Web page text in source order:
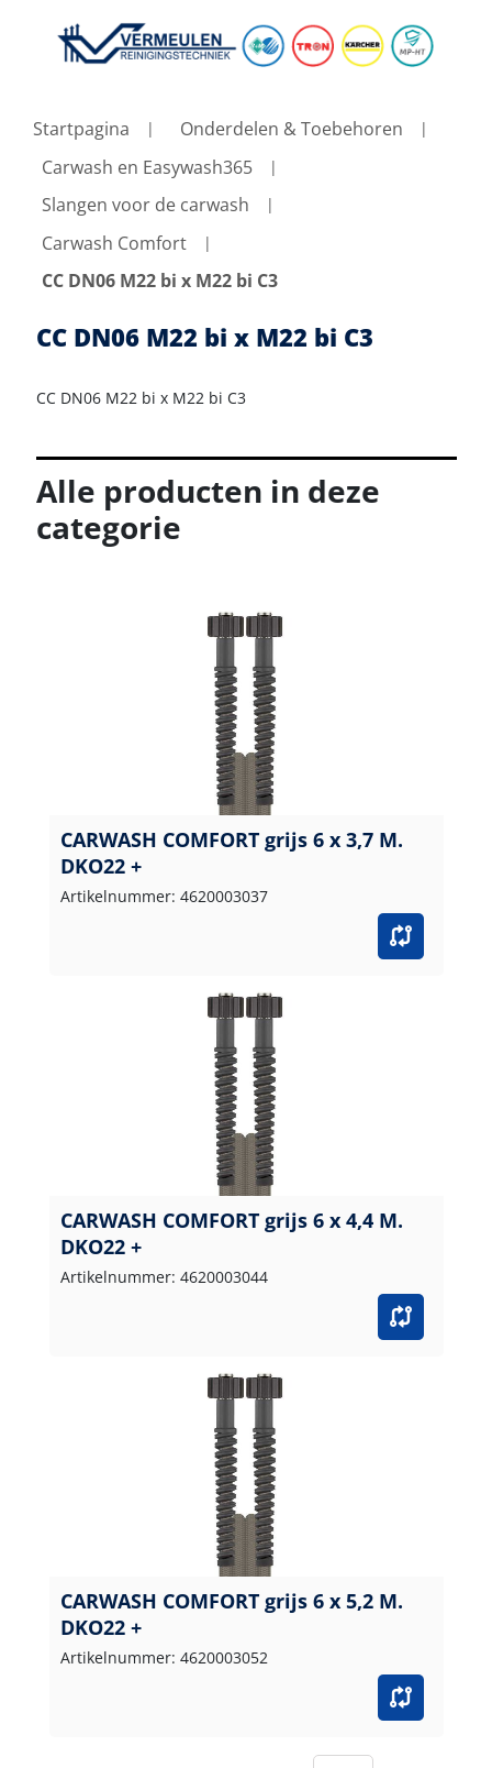
Startpagina
Onderdelen & Toebehoren
Carwash en Easywash365
Slangen voor de carwash
Carwash Comfort
CC DN06 M22 bi x M22 bi C3
CC DN06 M22 bi x M22 bi C3
CC DN06 M22 bi x M22 bi C3
Alle producten in deze
categorie
CARWASH COMFORT grijs 6 x 3,7 M.
DKO22 +
Artikelnummer: 4620003037
CARWASH COMFORT grijs 6 x 4,4 M.
DKO22 +
Artikelnummer: 4620003044
CARWASH COMFORT grijs 6 x 5,2 M.
DKO22 +
Artikelnummer: 4620003052